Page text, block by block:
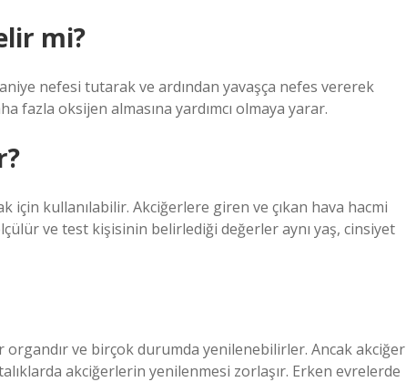
mi?
nefesi tutarak ve ardından yavaşça nefes vererek
fazla oksijen almasına yardımcı olmaya yarar.
kullanılabilir. Akciğerlere giren ve çıkan hava hacmi
ve test kişisinin belirlediği değerler aynı yaş, cinsiyet
organdır ve birçok durumda yenilenebilirler. Ancak akciğer
akciğerlerin yenilenmesi zorlaşır. Erken evrelerde